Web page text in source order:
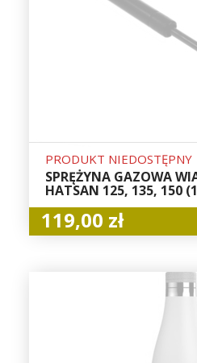
PRODUKT NIEDOSTĘPNY
SPRĘŻYNA GAZOWA
HATSAN 125, 135, 150
119,00 zł